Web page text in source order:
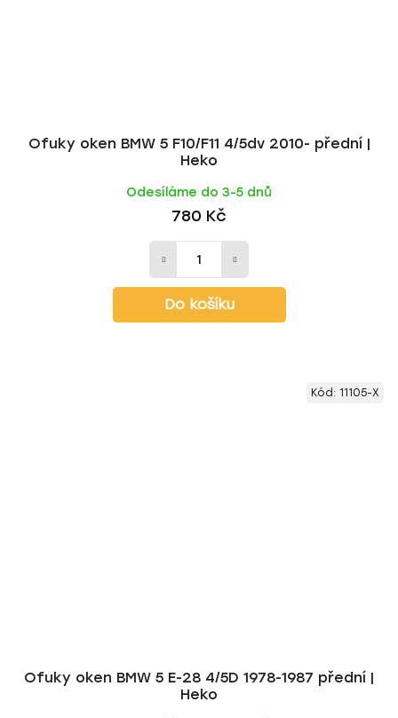
Ofuky oken BMW 5 F10/F11 4/5dv 2010- přední |
Heko
Odesíláme do 3-5 dnů
780 Kč
Do košíku
Ofuky oken BMW 5 E-28 4/5D 1978-1987 přední |
Heko
Kód: 11105-X